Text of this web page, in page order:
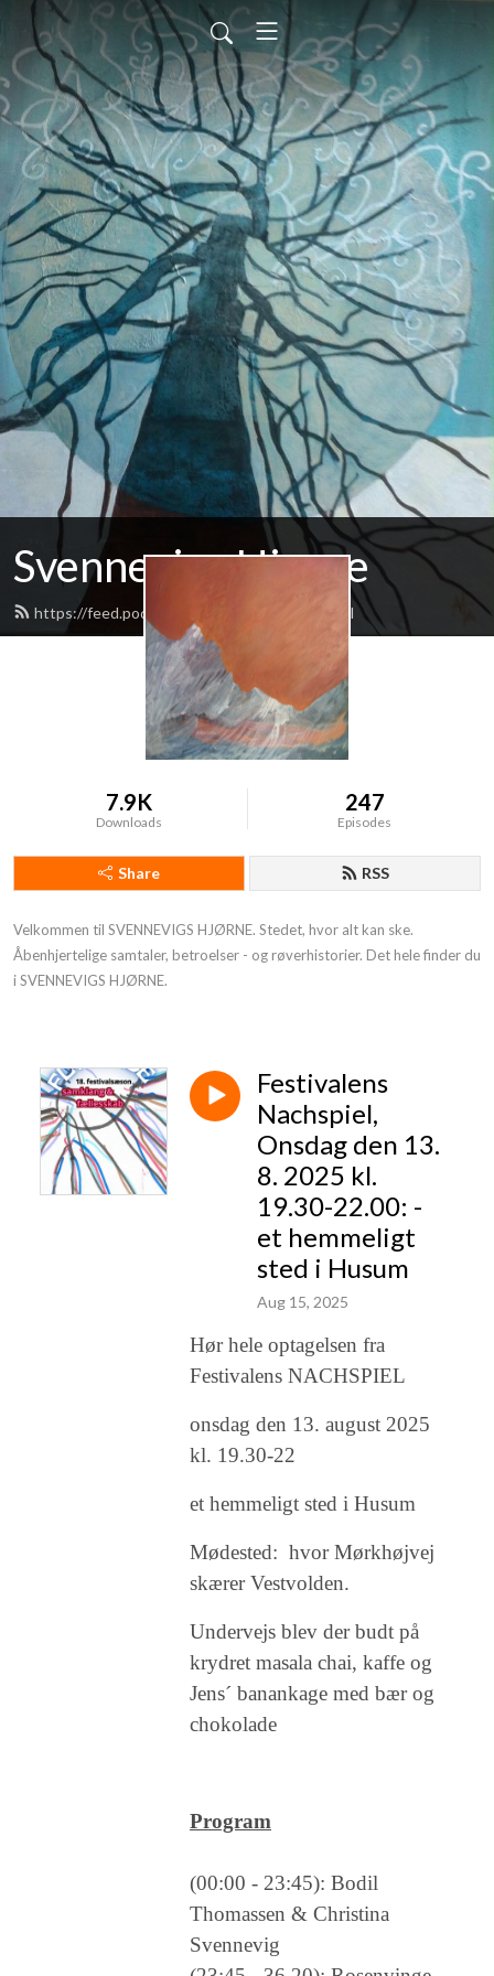
Svennevigs Hjørne
https://feed.podbean.com/svennevig/feed.xml
7.9K
Downloads
247
Episodes
Share RSS
Velkommen til SVENNEVIGS HJØRNE. Stedet, hvor alt kan ske.
Åbenhjertelige samtaler, betroelser - og røverhistorier. Det hele finder du
i SVENNEVIGS HJØRNE.
Festivalens
Nachspiel,
Onsdag den 13.
8. 2025 kl.
19.30-22.00: -
et hemmeligt
sted i Husum
Aug 15, 2025
Hør hele optagelsen fra
Festivalens NACHSPIEL
onsdag den 13. august 2025
kl. 19.30-22
et hemmeligt sted i Husum
Mødested: hvor Mørkhøjvej
skærer Vestvolden.
Undervejs blev der budt på
krydret masala chai, kaffe og
Jens´ banankage med bær og
chokolade
Program
(00:00 - 23:45): Bodil
Thomassen & Christina
Svennevig